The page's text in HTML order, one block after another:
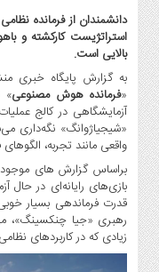
استارت
آپ
و
فن
آوری
بانک
،
بیمه
و
ارز
دیجیتال
کشاورزی
و
دانشمندان از فرمانده
استراتژیست کارکشته و
بالایی است.
به گزارش پایگاه خبری
«فرمانده هوش مصنوعی»
آزمایشگاهی در کالج
«شیجیاژوانگ» نگه‌داری
واقعی مانند تجربه،
براساس گزارش های
بازی‌های رایانه‌ای در حال
قدرت فرماندهی بسیار
رهبری «جیا چنکسینگ»،
زیادی که در کاربردهای